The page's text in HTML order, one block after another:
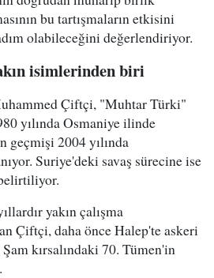
bu tartışmaların etkisini
olabileceğini değerlendiriyor.
isimlerinden biri
Çiftçi, "Muhtar Türki"
yılında Osmaniye ilinde
geçmişi 2004 yılında
Suriye'deki savaş sürecine ise
yakın çalışma
Çiftçi, daha önce Halep'te askeri
kırsalındaki 70. Tümen'in